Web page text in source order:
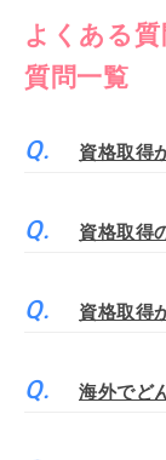
よくある
質問一覧
資格取得
資格取得
資格取得
海外でど